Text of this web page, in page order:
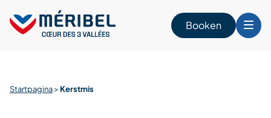
content
Booken
Startpagina> Kerstmis